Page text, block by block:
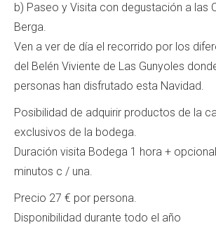
b) Paseo y Visita con degustación a las
Berga.
Ven a ver de día el recorrido por los
del Belén Viviente de Las Gunyoles
personas han disfrutado esta Navidad.
Posibilidad de adquirir productos de la
exclusivos de la bodega.
Duración visita Bodega 1 hora +
minutos c / una.
Precio 27 € por persona.
Disponibilidad durante todo el año